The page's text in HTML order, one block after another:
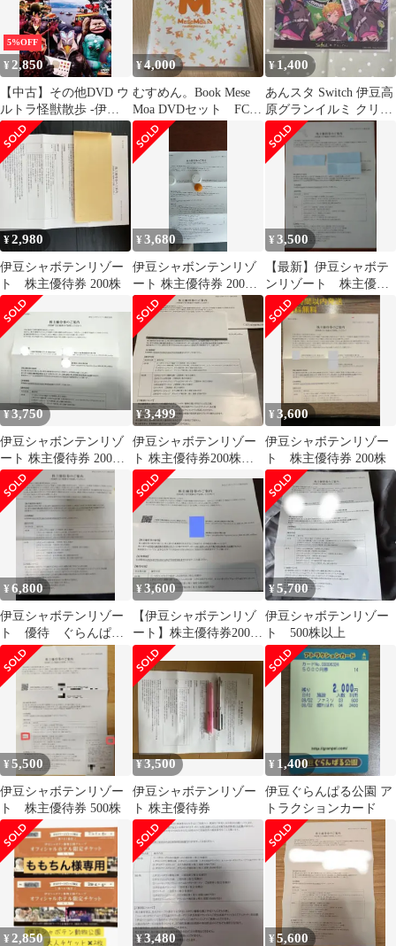
5%OFF
¥ 2,850
【中古】その他DVD ウ
ルトラ怪獣散歩 -伊豆 /
須賀川・会津若松 編-
¥4,000
むすめん。Book Mese
Moa DVDセット FC限
定
¥ 1,400
あんスタ Switch 伊豆高
原グランイルミ クリア
カード
¥2,980
伊豆シャボテンリゾー
ト 株主優待券 200株
¥3,680
伊豆シャボンテンリゾ
ート 株主優待券 200株
2027/6/30まで
¥3,500
【最新】伊豆シャボテ
ンリゾート 株主優待
券 200株
¥3,750
伊豆シャボンテンリゾ
ート 株主優待券 200株
2027/6/30まで
¥3,499
伊豆シャボテンリゾー
ト 株主優待券200株
2026/7/1～2027/6/30
¥3,600
伊豆シャボテンリゾー
ト 株主優待券 200株
¥6,800
伊豆シャボテンリゾー
ト 優待 ぐらんぱ
る グランイルミ 3万
円以上相当 割引中
¥3,600
【伊豆シャボテンリゾ
ート】株主優待券200株
2026/7/1～
¥5,700
伊豆シャボテンリゾー
ト 500株以上
¥5,500
伊豆シャボテンリゾー
ト 株主優待券 500株
¥3,500
伊豆シャボテンリゾー
ト 株主優待券
¥ 1,400
伊豆ぐらんぱる公園 ア
トラクションカード
¥ 2,850 ¥3,480 ¥5,600